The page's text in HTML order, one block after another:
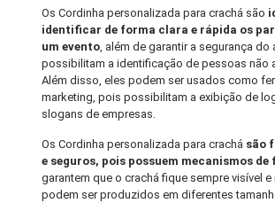
Os Cordinha personalizada para crachá são
identificar de forma clara e rápida os
um evento, além de garantir a segurança do
possibilitam a identificação de pessoas não
Além disso, eles podem ser usados como
marketing, pois possibilitam a exibição de
slogans de empresas.
Os Cordinha personalizada para crachá são
e seguros, pois possuem mecanismos de
garantem que o crachá fique sempre visível e
podem ser produzidos em diferentes